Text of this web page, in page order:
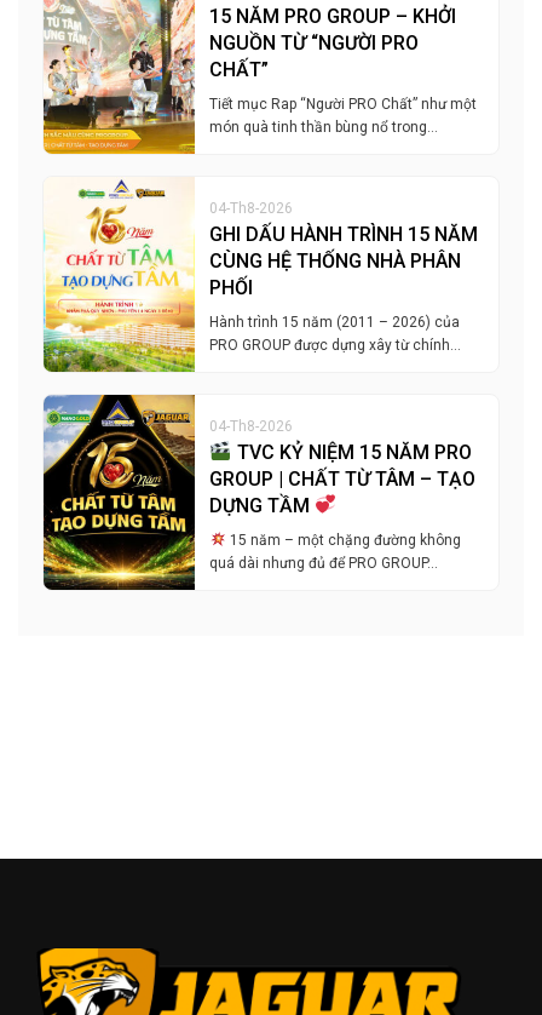
15 NĂM PRO GROUP – KHỞI
NGUỒN TỪ “NGƯỜI PRO
CHẤT”
Tiết mục Rap “Người PRO Chất” như một
món quà tinh thần bùng nổ trong…
04-Th8-2026
GHI DẤU HÀNH TRÌNH 15 NĂM
CÙNG HỆ THỐNG NHÀ PHÂN
PHỐI
Hành trình 15 năm (2011 – 2026) của
PRO GROUP được dựng xây từ chính…
04-Th8-2026
TVC KỶ NIỆM 15 NĂM PRO
GROUP | CHẤT TỪ TÂM – TẠO
DỰNG TẦM
15 năm – một chặng đường không
quá dài nhưng đủ để PRO GROUP…